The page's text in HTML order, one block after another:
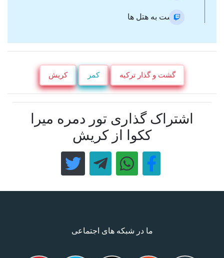
برگشت به هتل ها
گشت و گذار ترکیه کمر کریش
اشتراک گذاری تور دمره میرا
ککوا از کریش
ما در شبکه های اجتماعی